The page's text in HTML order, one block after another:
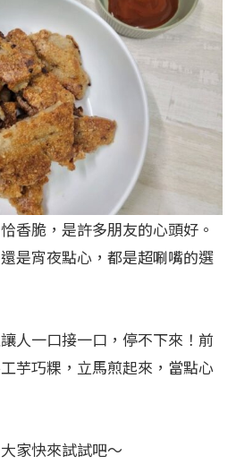
香脆，是許多朋友的心頭好。
是宵夜點心，都是超唰嘴的選
人一口接一口，停不下來！前
芋巧粿，立馬煎起來，當點心
家快來試試吧～